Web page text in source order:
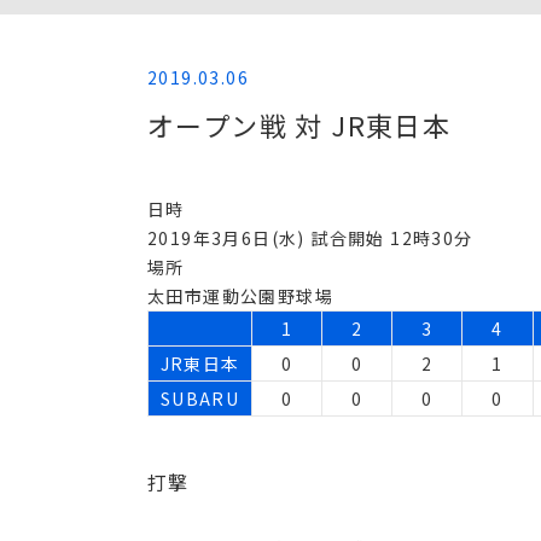
2019.03.06
オープン戦 対 JR東日本
日時
2019年3月6日(水) 試合開始 12時30分
場所
太田市運動公園野球場
1
2 3 4
JR東日本
0 0 2 1
SUBARU
0 0 0 0
打撃